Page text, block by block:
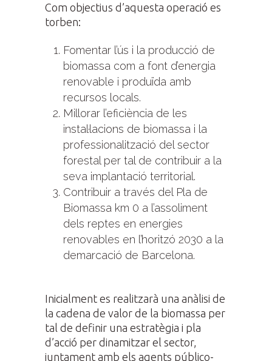
Com objectius d’aquesta operació es
torben:
Fomentar l’ús i la producció de
biomassa com a font d’energia
renovable i produïda amb
recursos locals.
Millorar l’eficiència de les
instal·lacions de biomassa i la
professionalització del sector
forestal per tal de contribuir a la
seva implantació territorial.
Contribuir a través del Pla de
Biomassa km 0 a l’assoliment
dels reptes en energies
renovables en l’horitzó 2030 a la
demarcació de Barcelona.
Inicialment es realitzarà una anàlisi de
la cadena de valor de la biomassa per
tal de definir una estratègia i pla
d’acció per dinamitzar el sector,
juntament amb els agents público-